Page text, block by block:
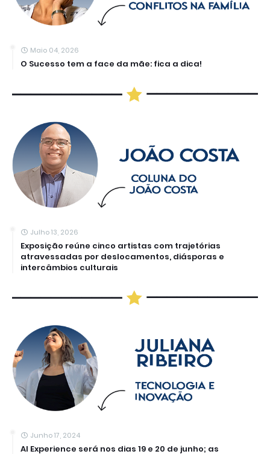
Maio 04, 2026
O Sucesso tem a face da mãe: fica a dica!
Julho 13, 2026
Exposição reúne cinco artistas com trajetórias
atravessadas por deslocamentos, diásporas e
intercâmbios culturais
Junho 17, 2024
AI Experience será nos dias 19 e 20 de junho; as